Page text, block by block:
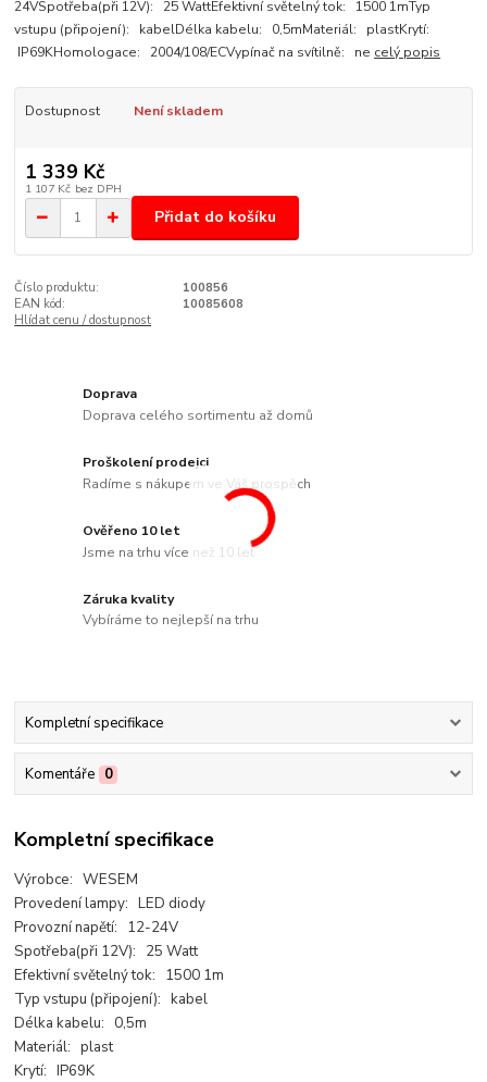
24VSpotřeba(při 12V): 25 WattEfektivní světelný tok: 1500 1mTyp
vstupu (připojení): kabelDélka kabelu: 0,5mMateriál: plastKrytí:
IP69KHomologace: 2004/108/ECVypínač na svítilně: ne celý popis
Dostupnost Není skladem
1 339 Kč
1 107 Kč bez DPH
Přidat do košíku
Číslo produktu:
100856
EAN kód:
10085608
Hlídat cenu / dostupnost
Doprava
Doprava celého sortimentu až domů
Proškolení prodejci
Radíme s nákupem ve Váš prospěch
Ověřeno 10 let
Jsme na trhu více než 10 let
Záruka kvality
Vybíráme to nejlepší na trhu
Kompletní specifikace
Komentáře 0
Kompletní specifikace
Výrobce: WESEM
Provedení lampy: LED diody
Provozní napětí: 12-24V
Spotřeba(při 12V): 25 Watt
Efektivní světelný tok: 1500 1m
Typ vstupu (připojení): kabel
Délka kabelu: 0,5m
Materiál: plast
Krytí: IP69K